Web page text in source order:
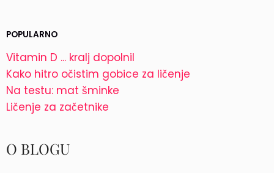
POPULARNO
Vitamin D ... kralj dopolnil
Kako hitro očistim gobice za ličenje
Na testu: mat šminke
Ličenje za začetnike
O BLOGU